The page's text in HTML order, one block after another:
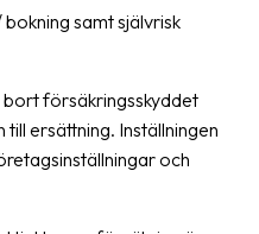
samt självrisk
bort försäkringsskyddet
ersättning. Inställningen
och